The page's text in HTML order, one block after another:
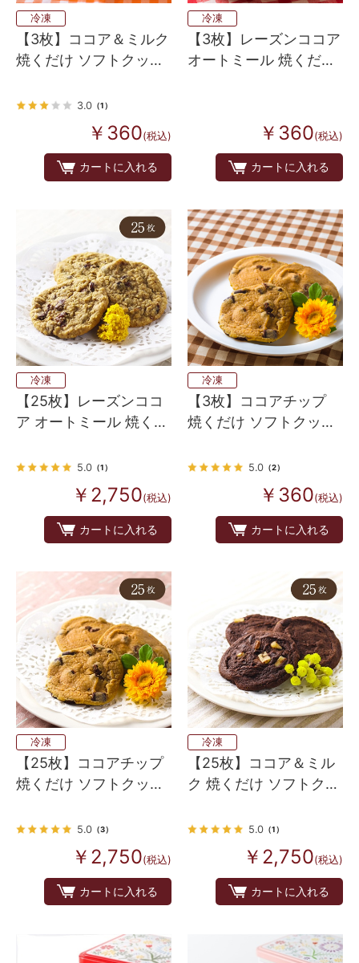
冷凍
【3枚】ココア＆ミルク
焼くだけ ソフトクッキ
ームメイドタイプ）
3.0（1）
￥360(税込)
カートに入れる
冷凍
【3枚】レーズンココア
オートミール 焼くだけ
イドタイプ）￥360(税込)
カートに入れる
冷凍
【25枚】レーズンココ
ア オートミール 焼くだ
（アメリカンホームメ
イドタイプ）
5.0（1）
￥2,750(税込)
カートに入れる
冷凍
【3枚】ココアチップ
焼くだけ ソフトクッキ
ームメイドタイプ）
5.0（2）
￥360(税込)
カートに入れる
冷凍
【25枚】ココアチップ
焼くだけ ソフトクッキ
ームメイドタイプ）
5.0（3）
￥2,750(税込)
カートに入れる
冷凍
【25枚】ココア＆ミル
ク 焼くだけ ソフトクッ
ホームメイドタイプ）
5.0（1）
￥2,750(税込)
カートに入れる